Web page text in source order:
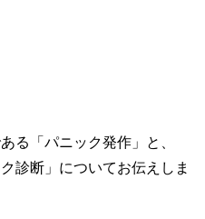
る「パニック発作」と、
診断」についてお伝えしま